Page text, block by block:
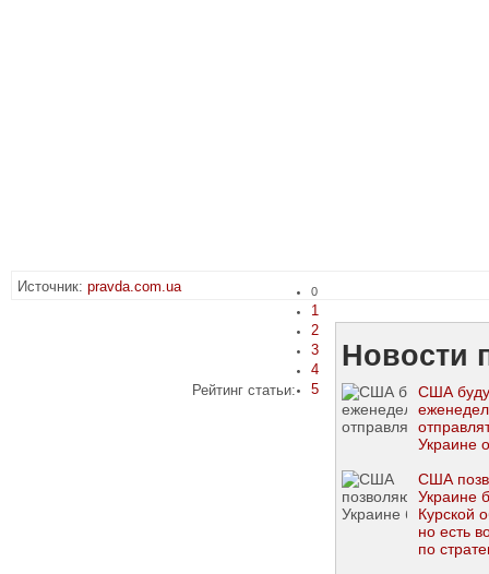
Источник: pravda.com.ua
Рейтинг статьи:
0
1
2
3
4
5
Новости
США
Украине
США
Украине
Курской
но есть
по